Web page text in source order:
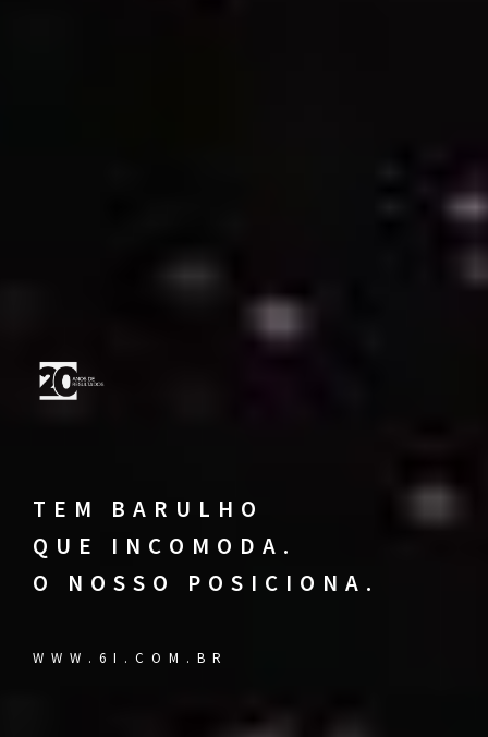
T E M B A R U L H O
Q U E I N C O M O D A .
O
N O S S O P O S I C I O N A .
W W W . 6 I . C O M . B R